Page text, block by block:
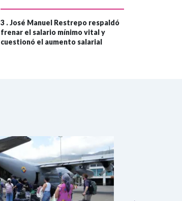
3 .José Manuel Restrepo respaldó
frenar el salario mínimo vital y
cuestionó el aumento salarial